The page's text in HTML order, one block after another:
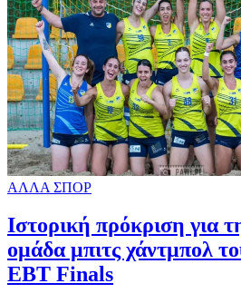
ΑΛΛΑ ΣΠΟΡ
Ιστορική πρόκριση για
ομάδα μπιτς χάντμπολ
EBT Finals